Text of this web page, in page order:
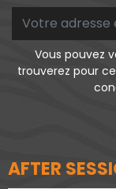
Vous pouvez
trouverez pour
AFTER